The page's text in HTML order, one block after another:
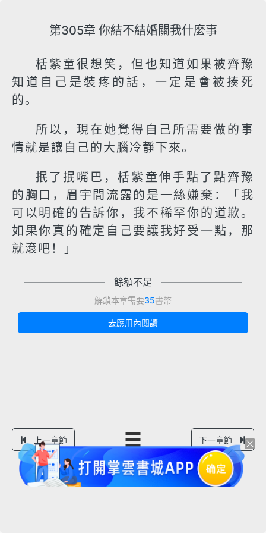
第305章 你結不結婚關我什麼事
栝紫童很想笑，但也知道如果被齊豫
知道自己是裝疼的話，一定是會被揍死
的。
所以，現在她覺得自己所需要做的事
情就是讓自己的大腦冷靜下來。
抿了抿嘴巴，栝紫童伸手點了點齊豫
的胸口，眉宇間流露的是一絲嫌棄：「我
可以明確的告訴你，我不稀罕你的道歉。
如果你真的確定自己要讓我好受一點，那
就滾吧！」
餘額不足
解鎖本章需要35書幣
去應用內閱讀
上一章節 下一章節